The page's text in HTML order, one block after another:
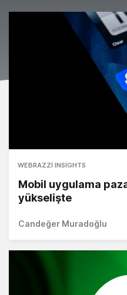
WEBRAZZI INSIGHTS
Mobil uygulama
yükselişte
Candeğer Muradoğlu